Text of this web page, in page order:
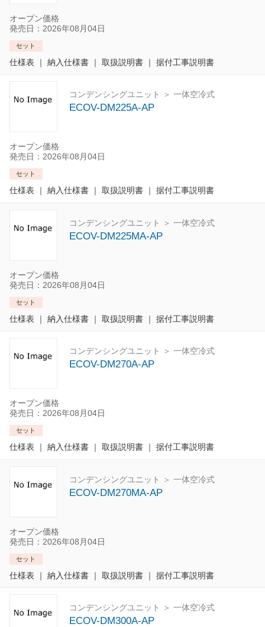
オープン価格
発売日：2026年08月04日
セット
仕様表 ｜ 納入仕様書｜ 取扱説明書｜ 据付工事説明書
コンデンシングユニット ＞ 一体空冷式
ECOV-DM225A-AP
オープン価格
発売日：2026年08月04日
セット
仕様表 ｜ 納入仕様書｜ 取扱説明書｜ 据付工事説明書
コンデンシングユニット ＞ 一体空冷式
ECOV-DM225MA-AP
オープン価格
発売日：2026年08月04日
セット
仕様表 ｜ 納入仕様書｜ 取扱説明書｜ 据付工事説明書
コンデンシングユニット ＞ 一体空冷式
ECOV-DM270A-AP
オープン価格
発売日：2026年08月04日
セット
仕様表 ｜ 納入仕様書｜ 取扱説明書｜ 据付工事説明書
コンデンシングユニット ＞ 一体空冷式
ECOV-DM270MA-AP
オープン価格
発売日：2026年08月04日
セット
仕様表 ｜ 納入仕様書｜ 取扱説明書｜ 据付工事説明書
コンデンシングユニット ＞ 一体空冷式
ECOV-DM300A-AP